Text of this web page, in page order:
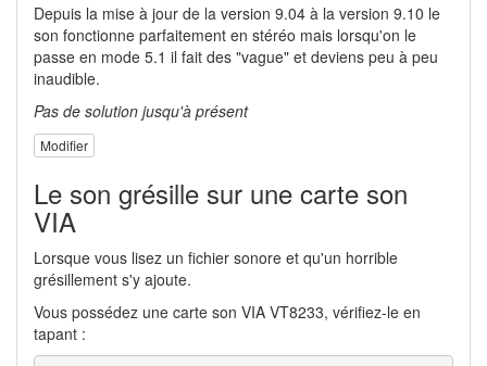
Depuis la mise à jour de la version 9.04 à la version 9.10 le
son fonctionne parfaitement en stéréo mais lorsqu'on le
passe en mode 5.1 il fait des "vague" et deviens peu à peu
inaudible.
Pas de solution jusqu'à présent
Modifier
Le son grésille sur une carte son
VIA
Lorsque vous lisez un fichier sonore et qu'un horrible
grésillement s'y ajoute.
Vous possédez une carte son VIA VT8233, vérifiez-le en
tapant :